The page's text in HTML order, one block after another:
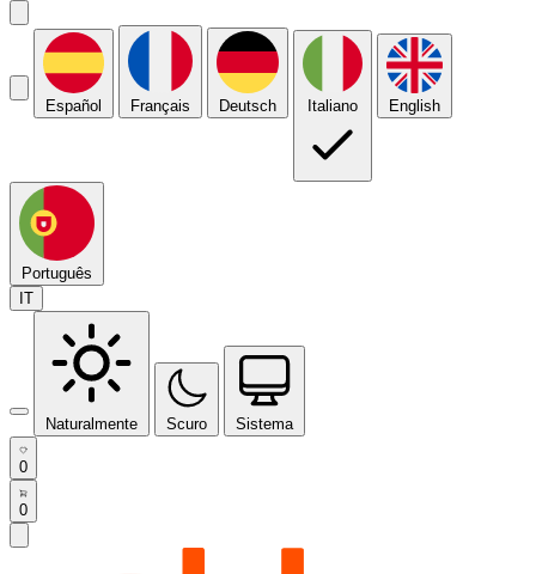
Español Français Deutsch Italiano English
Português
IT
Naturalmente Scuro Sistema
0
0